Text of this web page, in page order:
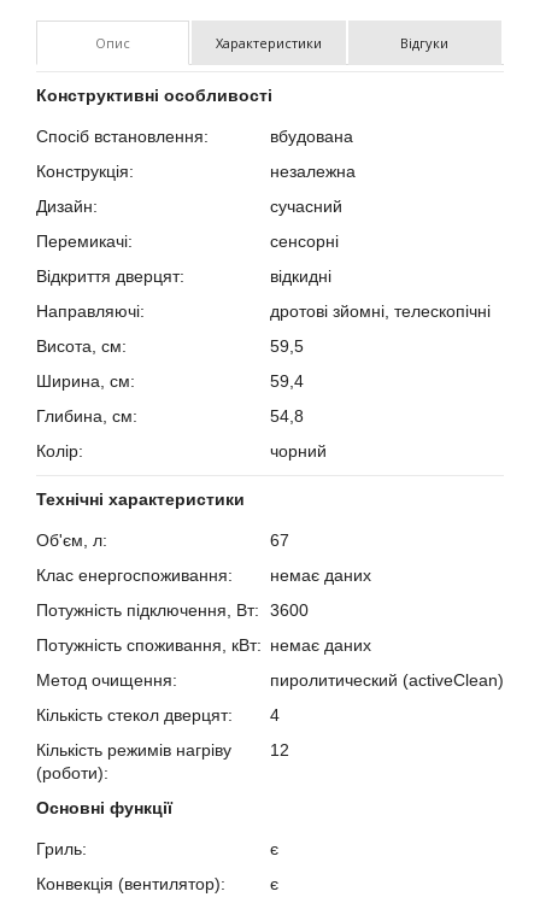
Опис Характеристики Відгуки
Конструктивні особливості
Спосіб встановлення:
вбудована
Конструкція:
незалежна
Дизайн:
сучасний
Перемикачі:
сенсорні
Відкриття дверцят:
відкидні
Направляючі:
дротові зйомні, телескопічні
Висота, см:
59,5
Ширина, см:
59,4
Глибина, см:
54,8
Колір:
чорний
Технічні характеристики
Об'єм, л:
67
Клас енергоспоживання:
немає даних
Потужність підключення, Вт:
3600
Потужність споживання, кВт: немає даних
Метод очищення:
пиролитический (activeClean)
Кількість стекол дверцят:
4
Кількість режимів нагріву
(роботи):
12
Основні функції
Гриль:
є
Конвекція (вентилятор):
є